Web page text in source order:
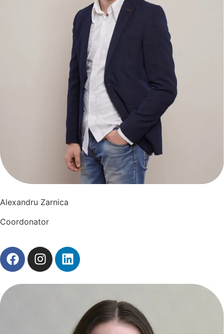
Alexandru Zarnica
Coordonator